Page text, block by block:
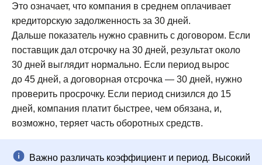
Это означает, что компания в среднем оплачивает
кредиторскую задолженность за 30 дней.
Дальше показатель нужно сравнить с договором. Если
поставщик дал отсрочку на 30 дней, результат около
30 дней выглядит нормально. Если период вырос
до 45 дней, а договорная отсрочка — 30 дней, нужно
проверить просрочку. Если период снизился до 15
дней, компания платит быстрее, чем обязана, и,
возможно, теряет часть оборотных средств.
Важно различать коэффициент и период. Высокий